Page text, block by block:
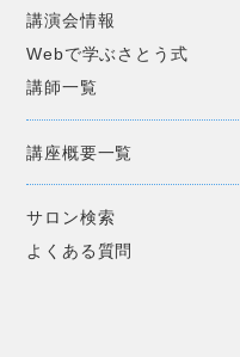
講演会情報
Webで学ぶさとう式
講師一覧
講座概要一覧
サロン検索
よくある質問